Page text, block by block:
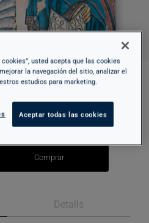
Comprar
Detalls
usted acepta que las cookies
la navegación del sitio, analizar el
estudios para marketing.
Aceptar todas las cookies